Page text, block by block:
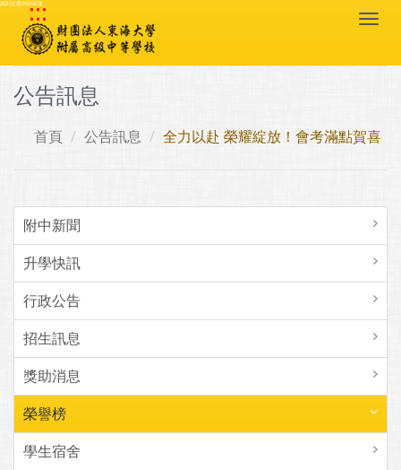
跳到主要內容區塊
:::
公告訊息
首頁 公告訊息 全力以赴 榮耀綻放！會考滿點賀喜
附中新聞
升學快訊
行政公告
招生訊息
獎助消息
榮譽榜
學生宿舍